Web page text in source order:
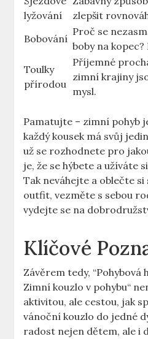
‍lyžování
zlepšit⁢
Bobování
Proč⁤ se​
‍boby ⁣na
Toulky
‌přírodou
Příjemné⁢
zimní krajiny⁤
mysl.
Pamatujte – zimní‍ pohyb
každý‌ kousek ‍má svůj
už se⁣ rozhodnete pro
je, že se ‌hýbete ​a užíváte
Tak neváhejte a oblečte
outfit, vezměte s‍ sebou
vydejte⁣ se na
Klíčové
Závěrem ⁣tedy, ‍“Pohybová
Zimní kouzlo ⁢v pohybu“
aktivitou, ale cestou, jak
vánoční‌ kouzlo‍ do⁤ jedné⁣
radost nejen‍ dětem, ‍ale⁣ i